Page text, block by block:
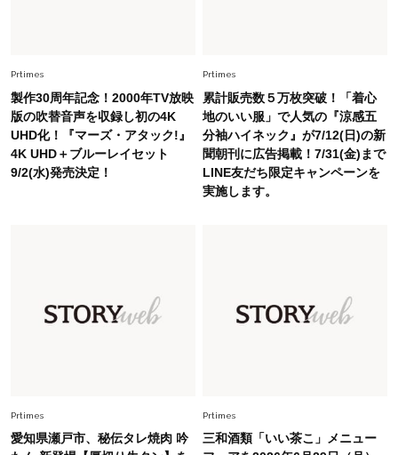
スタイリストが本気で推す！40代がほどよく華
やぐ【甘め黒アイテム】3選
26年夏は「小ぶり」が大流行中！人と被らない
ワンピ」5選
Prtimes
製作30周年記念！2000年TV放映
版の吹替音声を収録し初の4K
UHD化！『マーズ・アタック!』
4K UHD＋ブルーレイセット
9/2(水)発売決定！
Prtimes
累計販売数５万枚突破！「着心
地のいい服」で人気の『涼感五
分袖ハイネック』が7/12(日)の新
聞朝刊に広告掲載！7/31(金)まで
LINE友だち限定キャンペーンを
実施します。
Prtimes
愛知県瀬戸市、秘伝タレ焼肉 吟
Prtimes
三和酒類「いい茶こ」メニュー